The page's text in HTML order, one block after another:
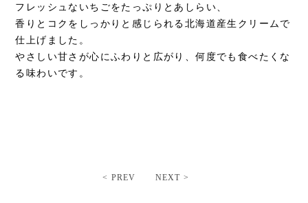
フレッシュないちごをたっぷりとあしらい、
香りとコクをしっかりと感じられる北海道産生クリームで
仕上げました。
やさしい甘さが心にふわりと広がり、何度でも食べたくな
る味わいです。
< PREV NEXT >